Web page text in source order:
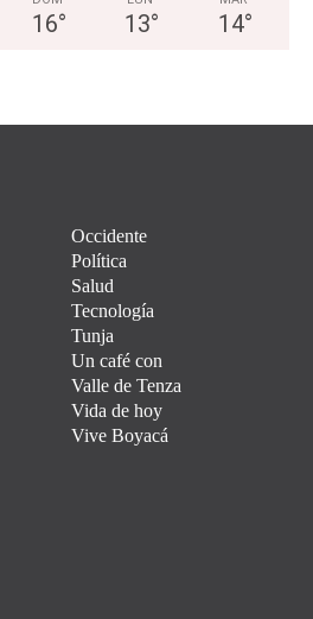
16° 13° 14°
Occidente
Política
Salud
Tecnología
Tunja
Un café con
Valle de Tenza
Vida de hoy
Vive Boyacá